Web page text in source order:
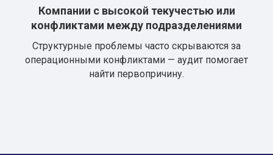
Компании с высокой текучестью или
конфликтами между подразделениями
Структурные проблемы часто скрываются за
операционными конфликтами — аудит помогает
найти первопричину.